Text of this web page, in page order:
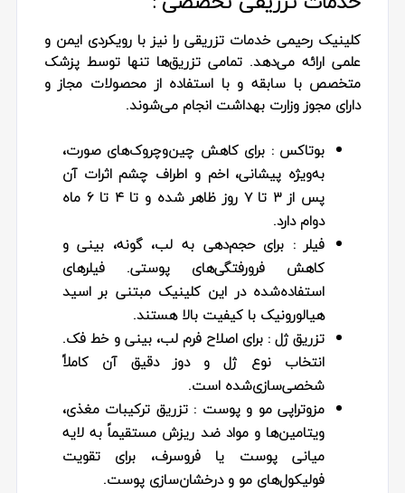
کلینیک رحیمی خدمات تزریقی را نیز با رویکردی ایمن و
علمی ارائه می‌دهد. تمامی تزریق‌ها تنها توسط پزشک
متخصص با سابقه و با استفاده از محصولات مجاز و
دارای مجوز وزارت بهداشت انجام می‌شوند.
بوتاکس : برای کاهش چین‌وچروک‌های صورت،
به‌ویژه پیشانی، اخم و اطراف چشم اثرات آن
پس از ۳ تا ۷ روز ظاهر شده و تا ۴ تا ۶ ماه
دوام دارد.
فیلر: برای حجم‌دهی به لب، گونه، بینی و
کاهش فرورفتگی‌های پوستی. فیلرهای
استفاده‌شده در این کلینیک مبتنی بر اسید
هیالورونیک با کیفیت بالا هستند.
تزریق ژل: برای اصلاح فرم لب، بینی و خط فک.
انتخاب نوع ژل و دوز دقیق آن کاملاً
شخصی‌سازی‌شده است.
مزوتراپی مو و پوست : تزریق ترکیبات مغذی،
ویتامین‌ها و مواد ضد ریزش مستقیماً به لایه
میانی پوست یا فروسرف، برای تقویت
فولیکول‌های مو و درخشان‌سازی پوست.